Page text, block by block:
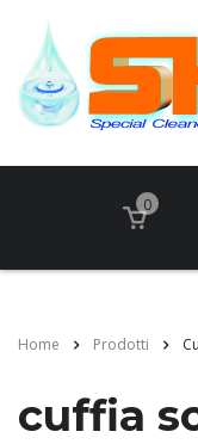
0
Home Prodotti
cuffia